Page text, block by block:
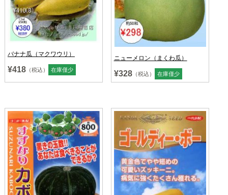
バナナ瓜（マクワウリ）
¥418（税込） 在庫僅少
ニューメロン（まくわ瓜）
¥328（税込） 在庫僅少